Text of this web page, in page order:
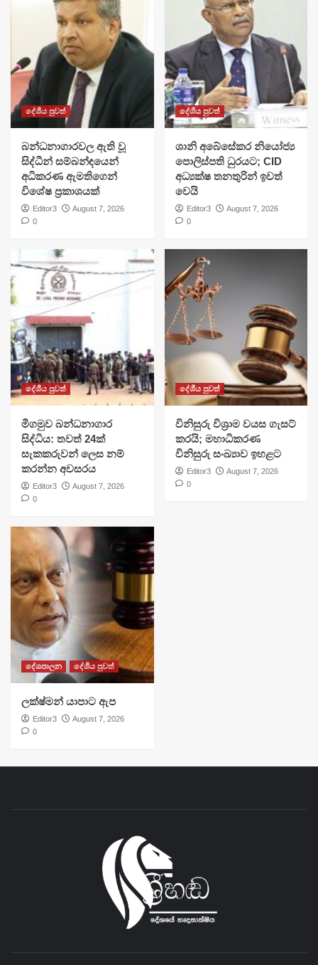
දේශීය පුවත්
බන්ධනාගාරවල ඇති වූ
සිද්ධීන් සම්බන්ඳයෙන්
අධිකරණ ඇමතිගෙන්
විශේෂ ප්‍රකාශයක්
Editor3
August 7, 2026
0
දේශීය පුවත්
ශානි අබේසේකර නියෝජ්‍ය
පොලිස්පති ධුරයට; CID
අධ්‍යක්ෂ තනතුරින් ඉවත්
වෙයි
Editor3
August 7, 2026
0
දේශීය පුවත්
මීගමුව බන්ධනාගාර
සිද්ධිය: තවත් 24ක්
සැකකරුවන් ලෙස නම්
කරන්න අවසරය
Editor3
August 7, 2026
0
දේශීය පුවත්
විනිසුරු විශ්‍රාම වයස ගැසට්
කරයි; මහාධිකරණ
විනිසුරු සංඛ්‍යාව ඉහළට
Editor3
August 7, 2026
0
දේශපාලන දේශීය පුවත්
ලක්ෂ්මන් යාපාට ඇප
Editor3
August 7, 2026
0